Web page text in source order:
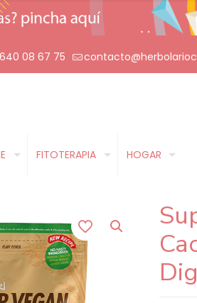
08 67 75
FITOTERAPIA HOGAR